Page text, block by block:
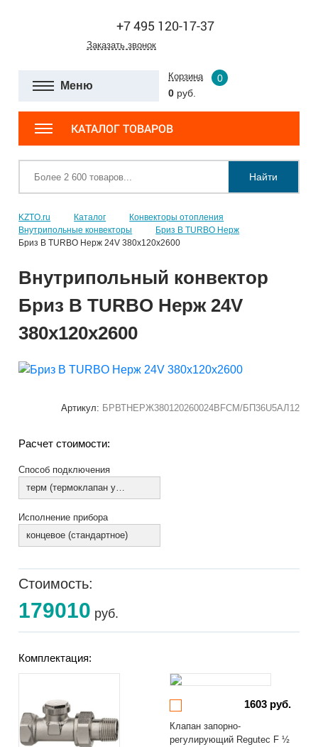
+7 495 120-17-37
Заказать звонок
Меню
Корзина
0
0 руб.
КАТАЛОГ ТОВАРОВ
Найти
KZTO.ru Каталог
Конвекторы отопления
Внутрипольные конвекторы
Бриз В TURBO Нерж
Бриз В TURBO Нерж 24V 380х120х2600
Внутрипольный конвектор
Бриз В TURBO Нерж 24V
380х120х2600
Артикул: БРВТНЕРЖ380120260024ВFCM/БП36U5АЛ12
Расчет стоимости:
Способ подключения
терм (термоклапан установлен)
Исполнение прибора
концевое (стандартное)
Стоимость:
179010 руб.
Комплектация:
1603 руб.
Клапан запорно-
регулирующий Regutec F ½